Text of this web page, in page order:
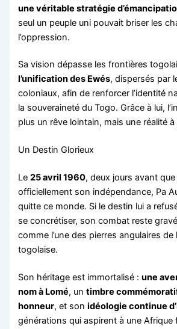
une véritable stratégie
seul un peuple uni pouvait briser les
l’oppression.
Sa vision dépasse les frontières
l’unification des Ewés, dispersés par
coloniaux, afin de renforcer l’identité
la souveraineté du Togo. Grâce à lui,
plus un rêve lointain, mais une réalité
Un Destin Glorieux
Le25 avril 1960, deux jours avant
officiellement son indépendance, Pa
quitte ce monde. Si le destin lui a
se concrétiser, son combat reste
comme l’une des pierres angulaires de
togolaise.
Son héritage est immortalisé :une
nom à Lomé, untimbre
honneur, et sonidéologie continue
générations qui aspirent à une Afrique